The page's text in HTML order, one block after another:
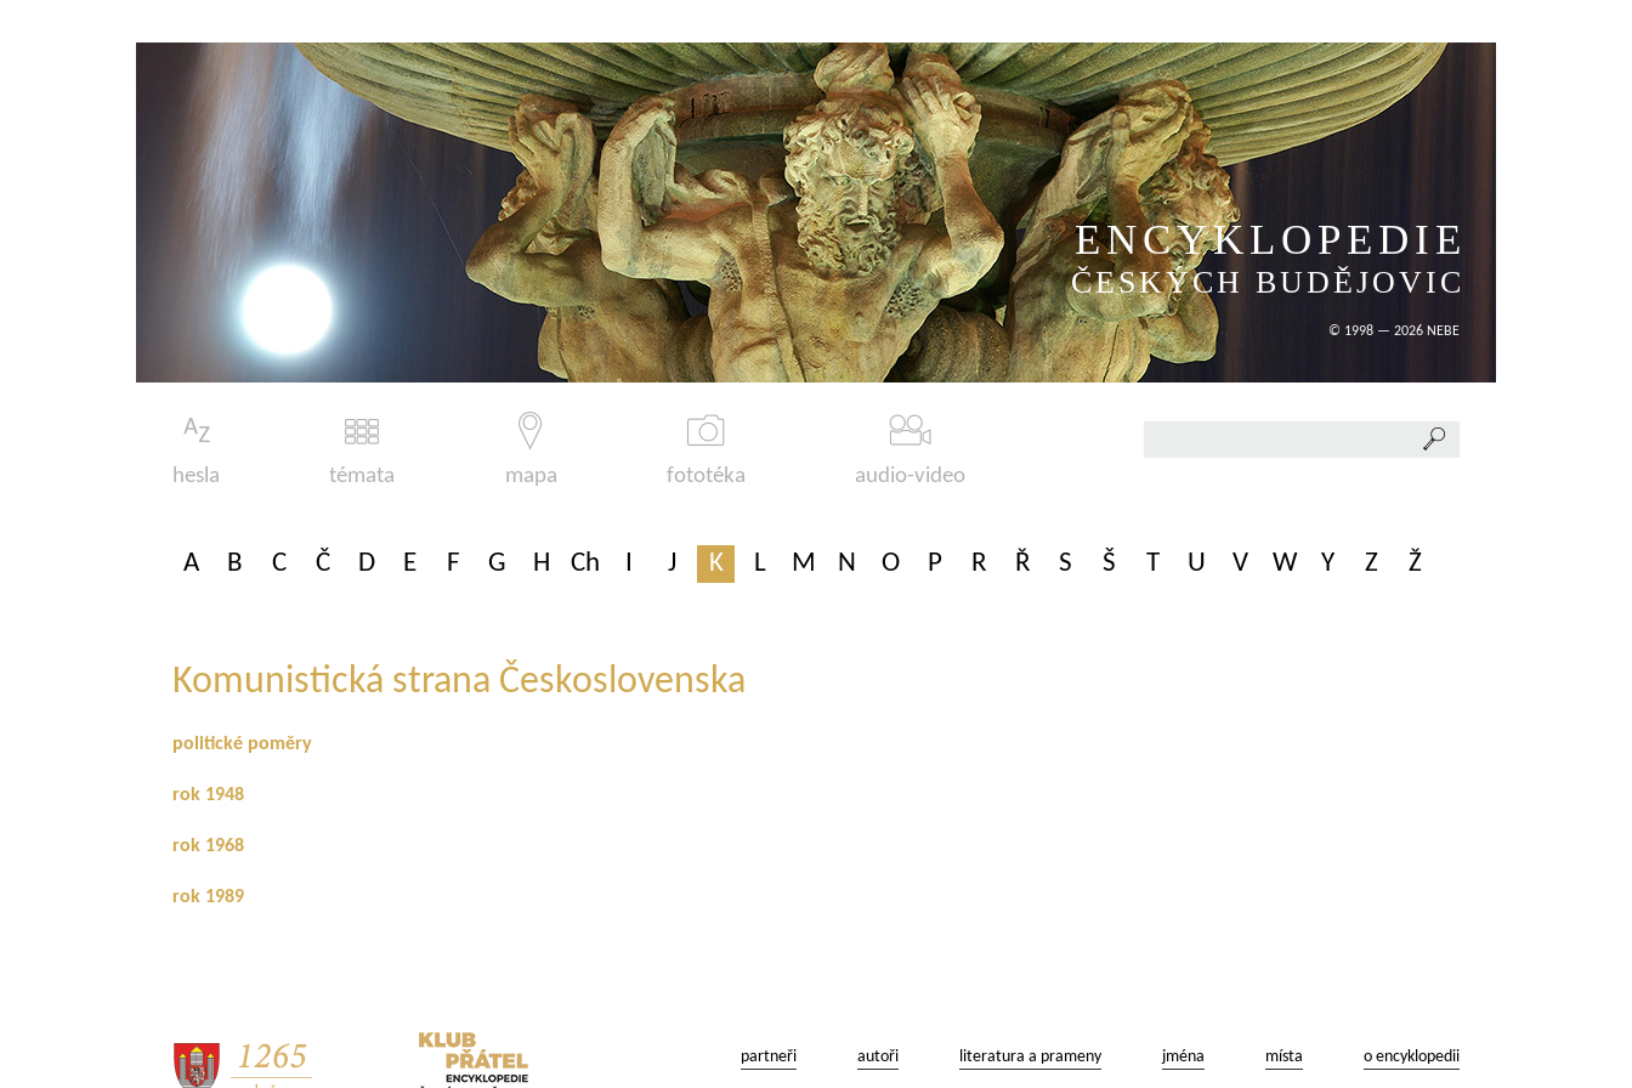
ENCYKLOPEDIE
ČESKÝCH BUDĚJOVIC
© 1998 — 2026 NEBE
hesla témata mapa fototéka audio-video
A B C Č D E F G H Ch I J K L M N O P R Ř S Š T U V W Y Z Ž
Komunistická strana Československa
politické poměry
rok 1948
rok 1968
rok 1989
partneři autoři literatura a prameny jména místa o encyklopedii